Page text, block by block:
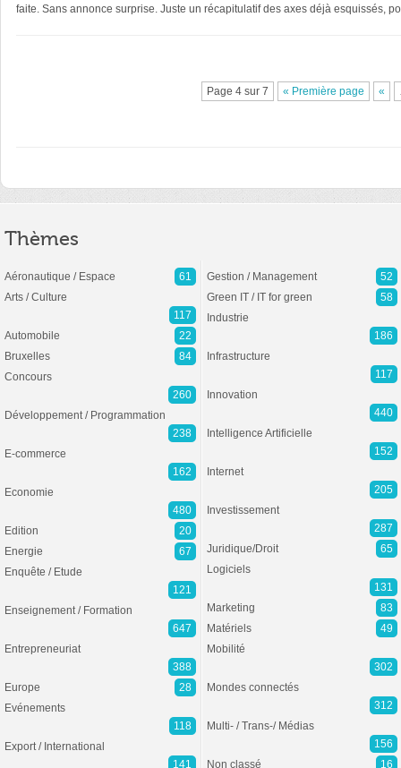
faite. Sans annonce surprise. Juste un récapitulatif des axes déjà esquissés,
Page 4 sur 7 « Première page «
Thèmes
Aéronautique / Espace
61
Arts / Culture
117
Automobile
22
Bruxelles
84
Concours
260
Développement / Programmation
238
E-commerce
162
Economie
480
Edition
20
Energie
67
Enquête / Etude
121
Enseignement / Formation
647
Entrepreneuriat
388
Europe
28
Evénements
118
Export / International
141
Gestion / Management
52
Green IT / IT for green
58
Industrie
186
Infrastructure
117
Innovation
440
Intelligence Artificielle
152
Internet
205
Investissement
287
Juridique/Droit
65
Logiciels
131
Marketing
83
Matériels
49
Mobilité
302
Mondes connectés
312
Multi- / Trans-/ Médias
156
Non classé
16